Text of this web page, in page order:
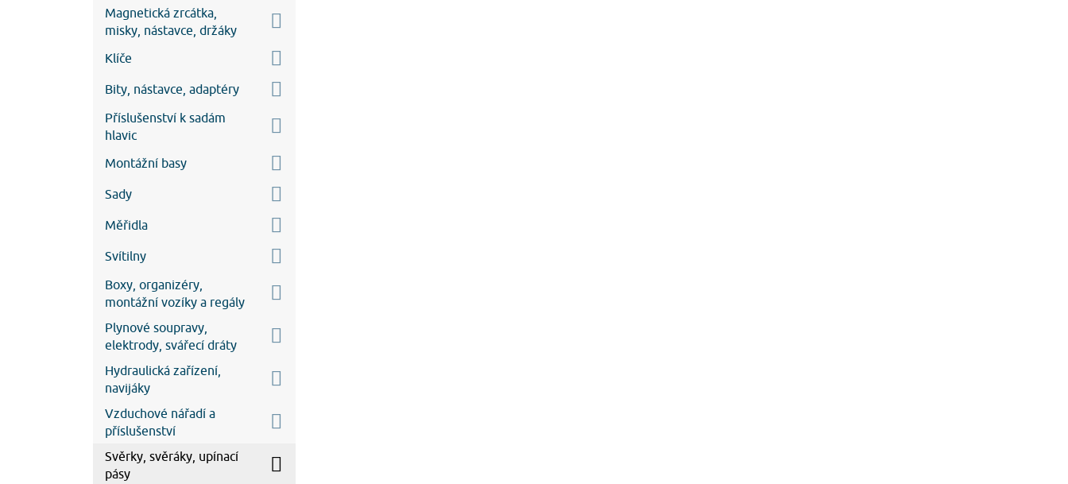
Magnetická zrcátka,
misky, nástavce, držáky
Klíče
Bity, nástavce, adaptéry
Příslušenství k sadám
hlavic
Montážní basy
Sady
Měřidla
Svítilny
Boxy, organizéry,
montážní vozíky a regály
Plynové soupravy,
elektrody, svářecí dráty
Hydraulická zařízení,
navijáky
Vzduchové nářadí a
příslušenství
Svěrky, svěráky, upínací
pásy